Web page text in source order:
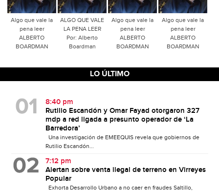
Algo que vale la
pena leer
ALBERTO
BOARDMAN
ALGO QUE VALE
LA PENA LEER
Por: Alberto
Boardman
Algo que vale la
pena leer
ALBERTO
BOARDMAN
Algo que vale la
pena leer
ALBERTO
BOARDMAN
LO ÚLTIMO
8:40 pm
Rutilio Escandón y Omar Fayad otorgaron 327
mdp a red ligada a presunto operador de ‘La
Barredora’
Una investigación de EMEEQUIS revela que gobiernos de
Rutilio Escandón...
7:12 pm
Alertan sobre venta ilegal de terreno en Virreyes
Popular
Exhorta Desarrollo Urbano a no caer en fraudes Saltillo,